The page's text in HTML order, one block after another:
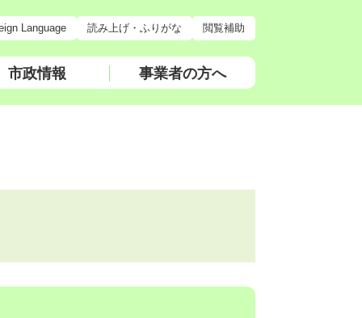
Language 読み上げ・ふりがな 閲覧補助
市政情報 事業者の方へ